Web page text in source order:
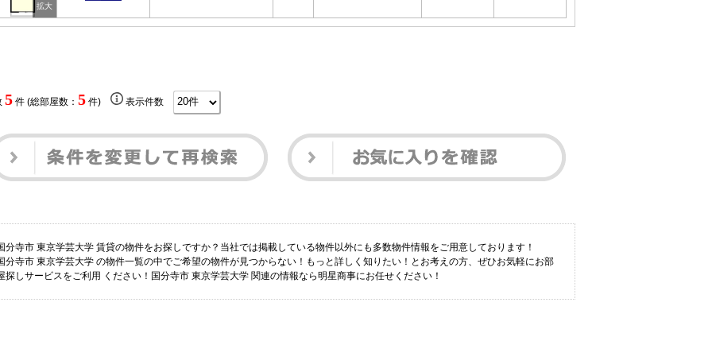
5 件 (総部屋数： 5 件) 表示件数
分寺市 東京学芸大学 賃貸の物件をお探しですか？当社では掲載している物件以外にも多数物件情報をご用意しております！
分寺市 東京学芸大学 の物件一覧の中でご希望の物件が見つからない！もっと詳しく知りたい！とお考えの方、ぜひお気軽にお部
探しサービスをご利用 ください！国分寺市 東京学芸大学 関連の情報なら明星商事にお任せください！